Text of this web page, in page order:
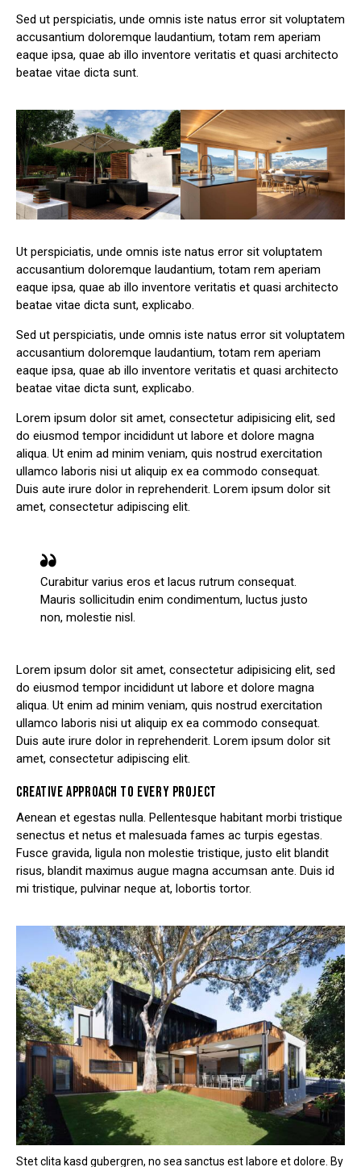
Sed ut perspiciatis, unde omnis iste natus error sit voluptatem
accusantium doloremque laudantium, totam rem aperiam
eaque ipsa, quae ab illo inventore veritatis et quasi architecto
beatae vitae dicta sunt.
Ut perspiciatis, unde omnis iste natus error sit voluptatem
accusantium doloremque laudantium, totam rem aperiam
eaque ipsa, quae ab illo inventore veritatis et quasi architecto
beatae vitae dicta sunt, explicabo.
Sed ut perspiciatis, unde omnis iste natus error sit voluptatem
accusantium doloremque laudantium, totam rem aperiam
eaque ipsa, quae ab illo inventore veritatis et quasi architecto
beatae vitae dicta sunt, explicabo.
Lorem ipsum dolor sit amet, consectetur adipisicing elit, sed
do eiusmod tempor incididunt ut labore et dolore magna
aliqua. Ut enim ad minim veniam, quis nostrud exercitation
ullamco laboris nisi ut aliquip ex ea commodo consequat.
Duis aute irure dolor in reprehenderit. Lorem ipsum dolor sit
amet, consectetur adipiscing elit.
Curabitur varius eros et lacus rutrum consequat.
Mauris sollicitudin enim condimentum, luctus justo
non, molestie nisl.
Lorem ipsum dolor sit amet, consectetur adipisicing elit, sed
do eiusmod tempor incididunt ut labore et dolore magna
aliqua. Ut enim ad minim veniam, quis nostrud exercitation
ullamco laboris nisi ut aliquip ex ea commodo consequat.
Duis aute irure dolor in reprehenderit. Lorem ipsum dolor sit
amet, consectetur adipiscing elit.
CREATIVE APPROACH TO EVERY PROJECT
Aenean et egestas nulla. Pellentesque habitant morbi tristique
senectus et netus et malesuada fames ac turpis egestas.
Fusce gravida, ligula non molestie tristique, justo elit blandit
risus, blandit maximus augue magna accumsan ante. Duis id
mi tristique, pulvinar neque at, lobortis tortor.
Stet clita kasd gubergren, no sea sanctus est labore et dolore. By